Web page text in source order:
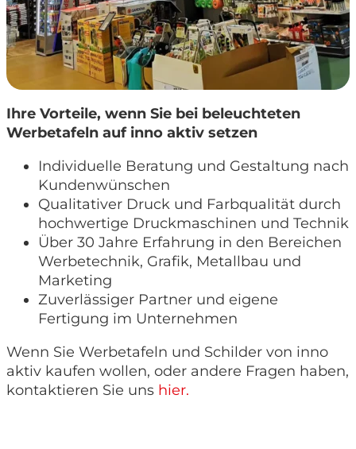
Ihre Vorteile, wenn Sie bei beleuchteten
Werbetafeln auf inno aktiv setzen
Individuelle Beratung und Gestaltung nach
Kundenwünschen
Qualitativer Druck und Farbqualität durch
hochwertige Druckmaschinen und Technik
Über 30 Jahre Erfahrung in den Bereichen
Werbetechnik, Grafik, Metallbau und
Marketing
Zuverlässiger Partner und eigene
Fertigung im Unternehmen
Wenn Sie Werbetafeln und Schilder von inno
aktiv kaufen wollen, oder andere Fragen haben,
kontaktieren Sie uns hier.